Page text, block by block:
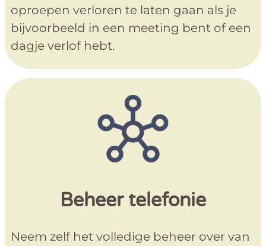
oproepen verloren te laten gaan als je
bijvoorbeeld in een meeting bent of een
dagje verlof hebt.
Beheer telefonie
Neem zelf het volledige beheer over van